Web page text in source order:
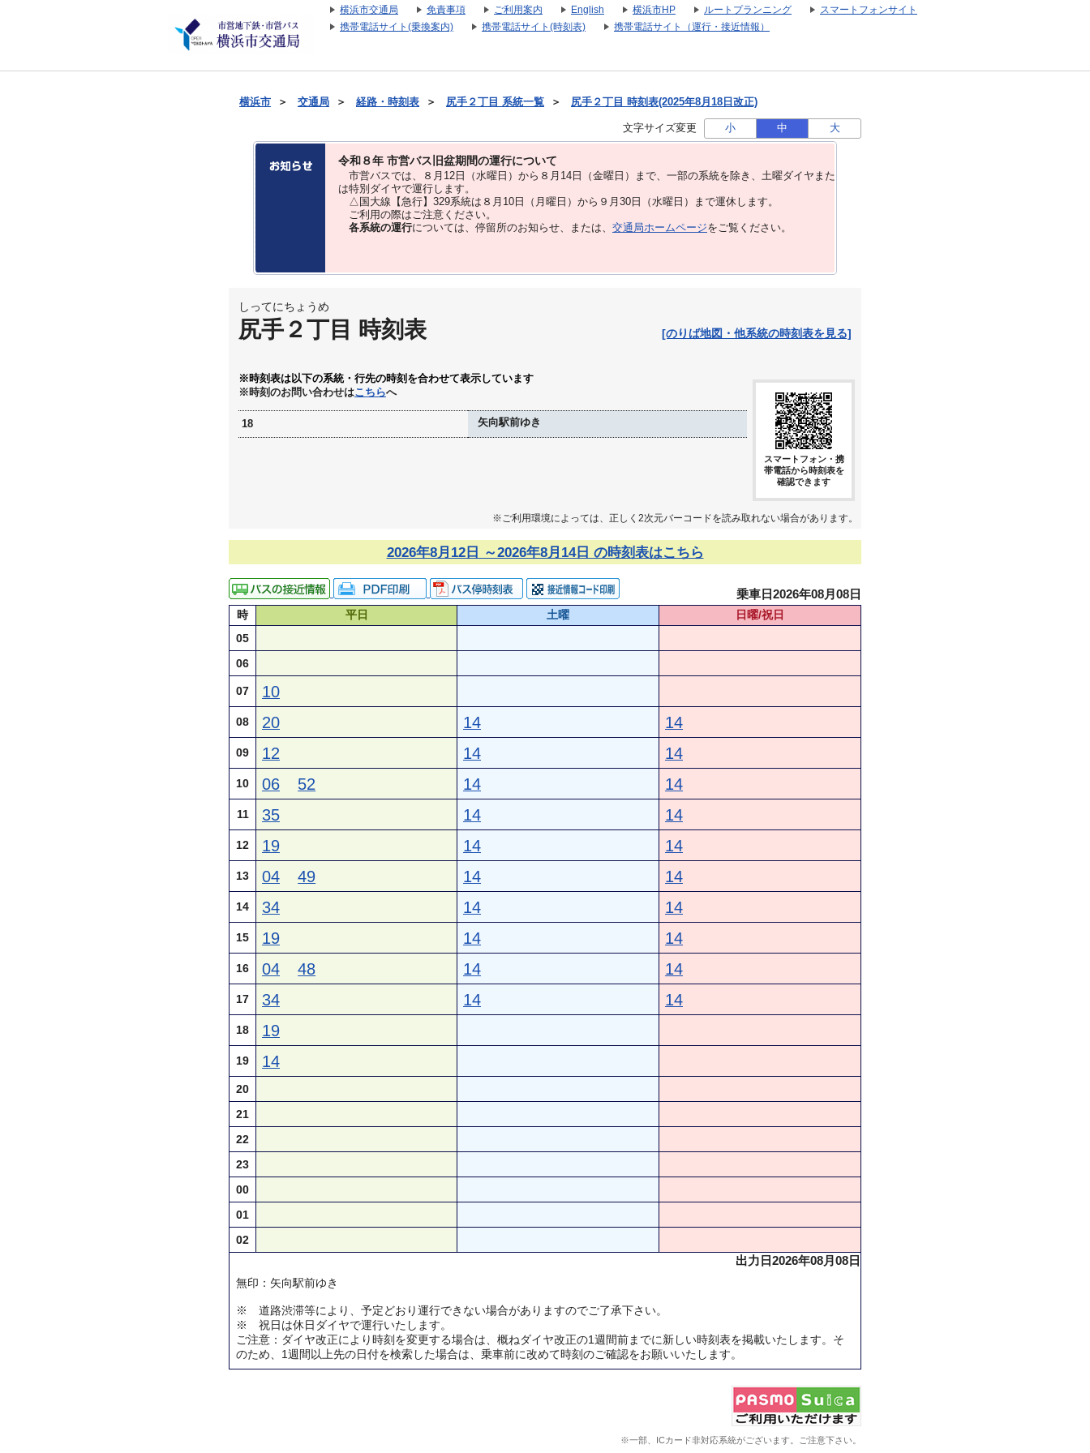
横浜市交通局 免責事項 ご利用案内 English 横浜市HP ルートプランニング
スマートフォンサイト
携帯電話サイト(乗換案内)
携帯電話サイト(時刻表) 携帯電話サイト（運行・接近情報）
横浜市 ＞ 交通局 ＞ 経路・時刻表 ＞ 尻手２丁目 系統一覧 ＞ 尻手２丁目 時刻表(2025年8月18日改正)
文字サイズ変更 小 中 大
令和８年 市営バス旧盆期間の運行について
市営バスでは、８⽉12⽇（水曜日）から８⽉14⽇（金曜日）まで、⼀部の系統を除き、⼟曜ダイヤまた
は特別ダイヤで運⾏します。
△国大線【急行】329系統は８月10日（月曜日）から９月30日（水曜日）まで運休します。
ご利用の際はご注意ください。
各系統の運行については、停留所のお知らせ、または、 交通局ホームページをご覧ください。
しってにちょうめ
尻手２丁目 時刻表 [のりば地図・他系統の時刻表を見る]
※時刻表は以下の系統・行先の時刻を合わせて表示しています
※時刻のお問い合わせはこちらへ
18 矢向駅前ゆき
スマートフォン・携
帯電話から時刻表を
確認できます
※ご利用環境によっては、正しく2次元バーコードを読み取れない場合があります。
2026年8月12日 ～2026年8月14日 の時刻表はこちら
乗車日2026年08月08日
時 平日 土曜
日曜/祝日
05
06
07 10
08 20 14 14
09 12 14 14
10 06 52 14 14
11 35 14 14
12 19 14 14
13 04 49 14 14
14 34 14 14
15 19 14 14
16 04 48 14 14
17 34 14 14
18 19
19 14
20
21
22
23
00
01
02
出力日2026年08月08日
無印：矢向駅前ゆき
※ 道路渋滞等により、予定どおり運行できない場合がありますのでご了承下さい。
※ 祝日は休日ダイヤで運行いたします。
ご注意：ダイヤ改正により時刻を変更する場合は、概ねダイヤ改正の1週間前までに新しい時刻表を掲載いたします。そ
のため、1週間以上先の日付を検索した場合は、乗車前に改めて時刻のご確認をお願いいたします。
※一部、ICカード非対応系統がございます。ご注意下さい。